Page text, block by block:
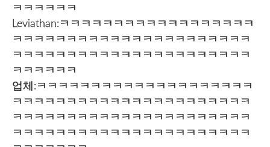
ㅋㅋㅋㅋㅋㅋ
Leviathan:ㅋㅋㅋㅋㅋㅋㅋㅋㅋㅋㅋㅋㅋㅋㅋㅋㅋㅋ
ㅋㅋㅋㅋㅋㅋㅋㅋㅋㅋㅋㅋㅋㅋㅋㅋㅋㅋㅋㅋㅋㅋ
ㅋㅋㅋㅋㅋㅋㅋㅋㅋㅋㅋㅋㅋㅋㅋㅋㅋㅋㅋㅋㅋㅋ
ㅋㅋㅋㅋㅋㅋ
업체:ㅋㅋㅋㅋㅋㅋㅋㅋㅋㅋㅋㅋㅋㅋㅋㅋㅋㅋㅋㅋ
ㅋㅋㅋㅋㅋㅋㅋㅋㅋㅋㅋㅋㅋㅋㅋㅋㅋㅋㅋㅋㅋㅋ
ㅋㅋㅋㅋㅋㅋㅋㅋㅋㅋㅋㅋㅋㅋㅋㅋㅋㅋㅋㅋㅋㅋ
ㅋㅋㅋㅋㅋㅋㅋㅋㅋㅋㅋㅋㅋㅋㅋㅋㅋㅋㅋㅋㅋㅋ